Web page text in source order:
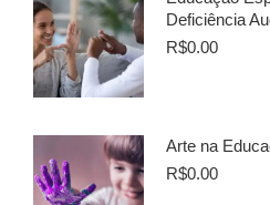
Deficiência
R$0.00
Arte na
R$0.00